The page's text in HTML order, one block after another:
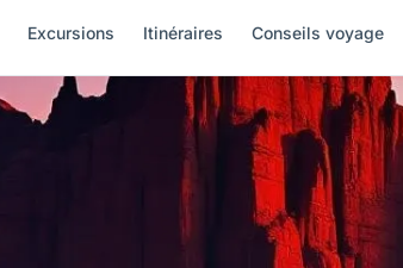
Excursions Itinéraires Conseils voyage